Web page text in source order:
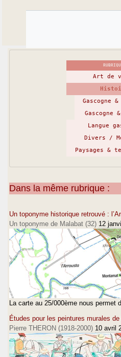
Art de
Gascogne
Gascogne
Langue
Divers /
Paysages &
Dans la même rubrique :
Un toponyme historique retrouvé :
Un toponyme de Malabat (32) 12
La carte au 25/000ème nous
Études pour les peintures murales
Pierre THERON (1918-2000) 10 avril